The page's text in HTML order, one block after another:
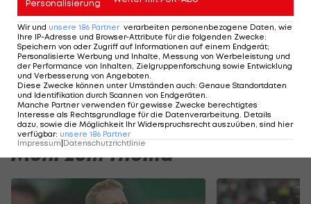
Frankfurt
vermiest
Bayern
das
Double
Mehr zum Thema
Personalisierung
Wir und unsere 186 Partner verarbeiten personenbezogene Daten, wie
Ihre IP-Adresse und Browser-Attribute für die folgenden Zwecke:
Speichern von oder Zugriff auf Informationen auf einem Endgerät;
Personalisierte Werbung und Inhalte, Messung von Werbeleistung und
der Performance von Inhalten, Zielgruppenforschung sowie Entwicklung
und Verbesserung von Angeboten
Diese Zwecke können unter Umständen auch: Genaue Standortdaten
und Identifikation durch Scannen von Endgeräten
Manche Partner verwenden für gewisse Zwecke berechtigtes
Interesse als Rechtsgrundlage für die Datenverarbeitung. Details
dazu, sowie die Möglichkeit Ihr Widerspruchsrecht auszuüben, sind hier
verfügbar: unsere 186 Partner
Impressum|Datenschutzrichtlinie